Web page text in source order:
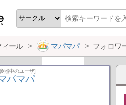
ール マパマパ フォロワ
照中のユーザ]
パマパ